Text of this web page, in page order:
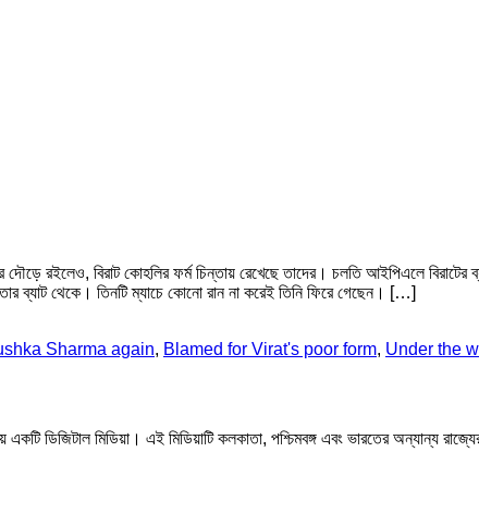
দৌড়ে রইলেও, বিরাট কোহলির ফর্ম চিন্তায় রেখেছে তাদের। চলতি আইপিএলে
ব্যাট থেকে। তিনটি ম্যাচে কোনো রান না করেই তিনি ফিরে গেছেন। […]
Sharma again, Blamed for Virat's poor form, Under the
ডিজিটাল মিডিয়া। এই মিডিয়াটি কলকাতা, পশ্চিমবঙ্গ এবং ভারতের অন্যান্য